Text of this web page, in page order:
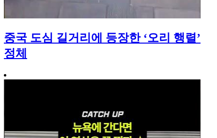
중국 도심 길거리에 등장한 ‘오리 행렬’
정체